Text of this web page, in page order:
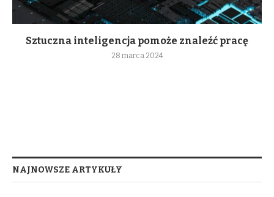
Sztuczna inteligencja pomoże znaleźć pracę
28 marca 2024
NAJNOWSZE ARTYKUŁY